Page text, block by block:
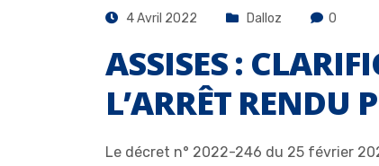
4 Avril 2022 Dalloz 0
ASSISES :
L’ARRÊT RENDU
Le décret n° 2022-246 du 25 février